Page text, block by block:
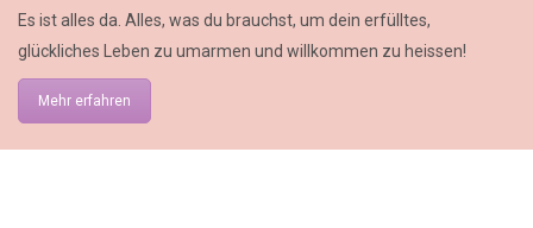
Es ist alles da. Alles, was du brauchst, um dein erfülltes,
glückliches Leben zu umarmen und willkommen zu heissen!
Mehr erfahren